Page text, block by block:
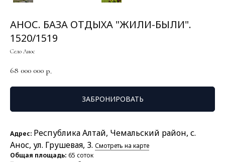
АНОС. БАЗА ОТДЫХА "ЖИЛИ-БЫЛИ".
1520/1519
Село Анос
68 000 000 р.
ЗАБРОНИРОВАТЬ
Адрес: Республика Алтай, Чемальский район, с.
Анос, ул. Грушевая, 3. Смотреть на карте
Общая площадь: 65 соток